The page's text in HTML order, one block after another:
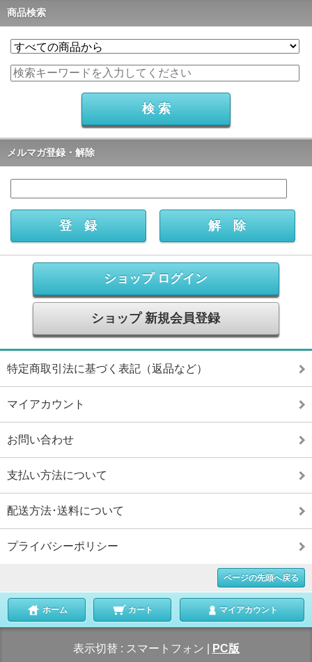
商品検索
メルマガ登録・解除
ショップ ログイン
ショップ 新規会員登録
特定商取引法に基づく表記（返品など）
マイアカウント
お問い合わせ
支払い方法について
配送方法･送料について
プライバシーポリシー
ページの先頭へ戻る
ホーム カート マイアカウント
表示切替 : スマートフォン PC版